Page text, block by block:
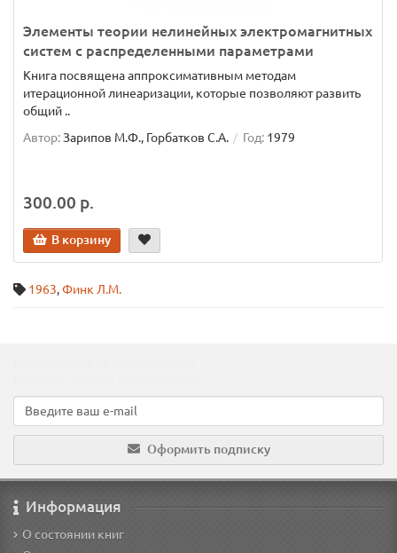
Элементы теории нелинейных электромагнитных
систем с распределенными параметрами
Книга посвящена аппроксимативным методам
итерационной линеаризации, которые позволяют развить
общий ..
Автор:Зарипов М.Ф., Горбатков С.А. Год: 1979
300.00 р.
В корзину
1963,Финк Л.М.
Оформить подписку
Информация
О состоянии книг